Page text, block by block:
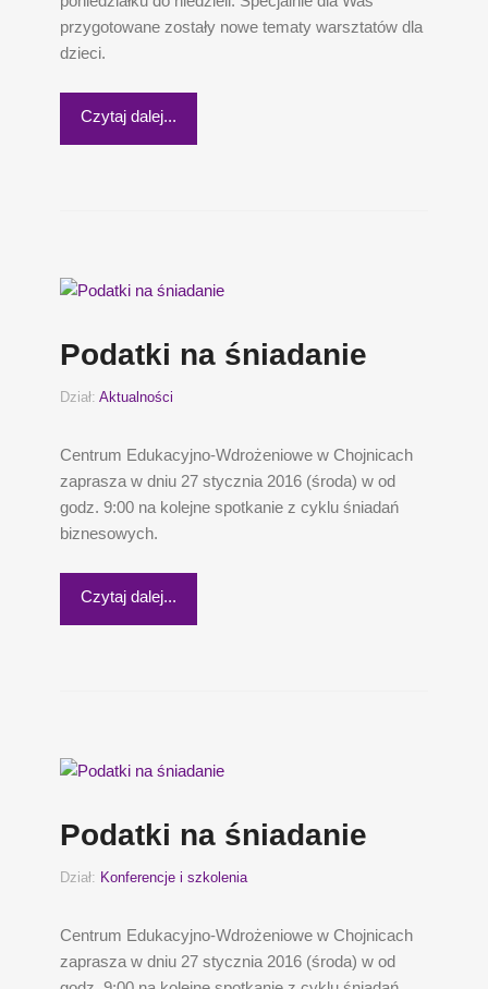
przygotowane zostały nowe tematy warsztatów dla
dzieci.
Czytaj dalej...
Podatki na śniadanie
Dział: Aktualności
Centrum Edukacyjno-Wdrożeniowe w Chojnicach
zaprasza w dniu 27 stycznia 2016 (środa) w od
godz. 9:00 na kolejne spotkanie z cyklu śniadań
biznesowych.
Czytaj dalej...
Podatki na śniadanie
Dział: Konferencje i szkolenia
Centrum Edukacyjno-Wdrożeniowe w Chojnicach
zaprasza w dniu 27 stycznia 2016 (środa) w od